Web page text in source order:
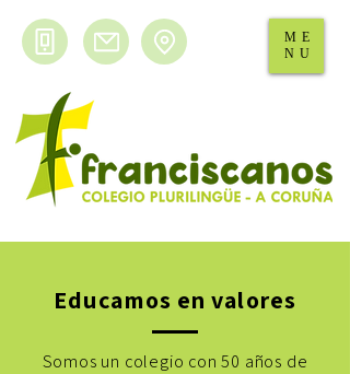
ME
NU
Educamos en valores
Somos un colegio con 50 años de